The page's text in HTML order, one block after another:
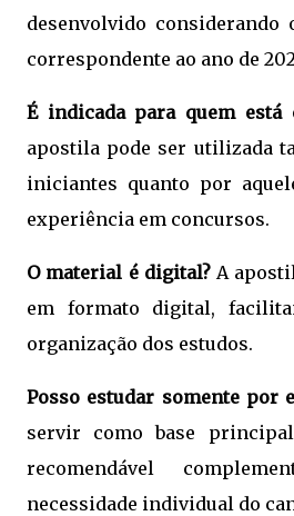
desenvolvido considerando
correspondente ao ano de
É indicada para quem está
apostila pode ser utilizada
iniciantes quanto por
experiência em concursos.
O material é digital?A
em formato digital,
organização dos estudos.
Posso estudar somente por
servir como base
recomendável
necessidade individual do